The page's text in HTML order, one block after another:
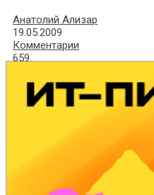
Анатолий Ализар
19.05.2009
Комментарии
659